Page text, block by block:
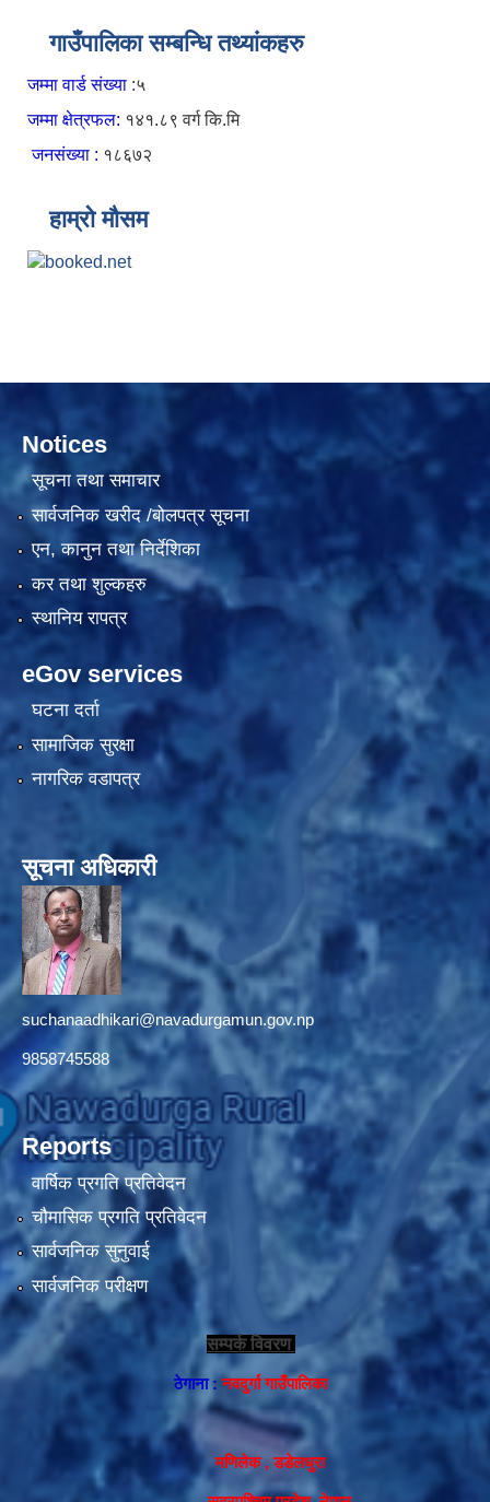
गाउँपालिका सम्बन्धि तथ्यांकहरु
जम्मा वार्ड संख्या :५
जम्मा क्षेत्रफल: १४१.८९ वर्ग कि.मि
जनसंख्या : १८६७२
हाम्रो मौसम
Notices
सूचना तथा समाचार
सार्वजनिक खरीद /बोलपत्र सूचना
एन, कानुन तथा निर्देशिका
कर तथा शुल्कहरु
स्थानिय रापत्र
eGov services
घटना दर्ता
सामाजिक सुरक्षा
नागरिक वडापत्र
सूचना अधिकारी
suchanaadhikari@navadurgamun.gov.np
9858745588
Reports
वार्षिक प्रगति प्रतिवेदन
चौमासिक प्रगति प्रतिवेदन
सार्वजनिक सुनुवाई
सार्वजनिक परीक्षण
सम्पर्क विवरण
ठेगाना :नवदुर्गा गाउँपालिका
मणिलेक , डडेलधुरा